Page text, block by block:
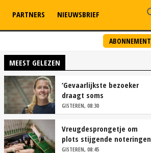
ABONNEMENT
PARTNERS NIEUWSBRIEF
MEEST GELEZEN
‘Gevaarlijkste bezoeker
draagt soms
overschoenen’
GISTEREN, 08:30
Vreugdesprongetje om
plots stijgende noteringen
GISTEREN, 08:45